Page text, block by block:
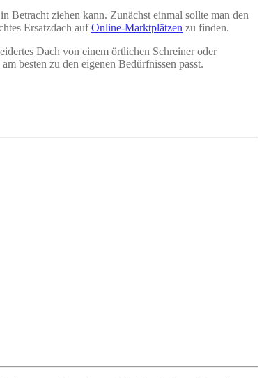
Betracht ziehen kann. Zunächst einmal sollte man den
Ersatzdach aufOnline-Marktplätzen zu finden.
Dach von einem örtlichen Schreiner oder
besten zu den eigenen Bedürfnissen passt.